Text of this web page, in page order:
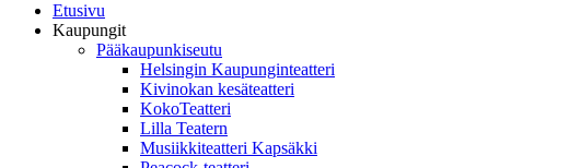
Etusivu
Kaupungit
Pääkaupunkiseutu
Helsingin Kaupunginteatteri
Kivinokan kesäteatteri
KokoTeatteri
Lilla Teatern
Musiikkiteatteri Kapsäkki